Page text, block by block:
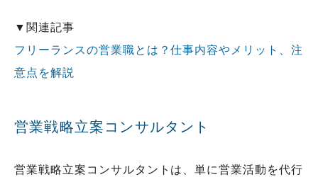
▼関連記事
フリーランスの営業職とは？仕事内容やメリット、注
意点を解説
営業戦略立案コンサルタント
営業戦略立案コンサルタントは、単に営業活動を代行